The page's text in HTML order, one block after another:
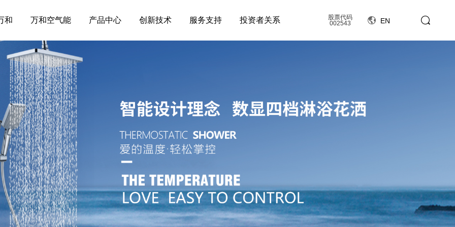
和 万和空气能 产品中心 创新技术 服务支持 投资者关系
股票代码
002543
EN